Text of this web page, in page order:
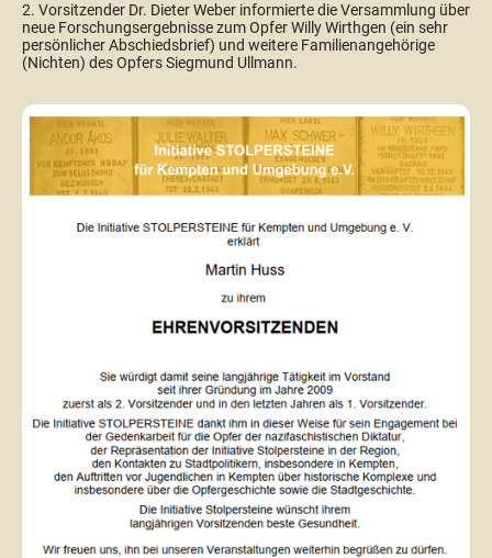
2. Vorsitzender Dr. Dieter Weber informierte die Versammlung über
neue Forschungsergebnisse zum Opfer Willy Wirthgen (ein sehr
persönlicher Abschiedsbrief) und weitere Familienangehörige
(Nichten) des Opfers Siegmund Ullmann.